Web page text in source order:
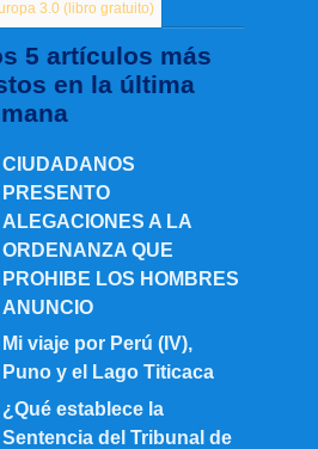
5 artículos más
en la última
CIUDADANOS
PRESENTO
ALEGACIONES A LA
ORDENANZA QUE
PROHIBE LOS HOMBRES
ANUNCIO
Mi viaje por Perú (IV),
Puno y el Lago Titicaca
¿Qué establece la
Sentencia del Tribunal de